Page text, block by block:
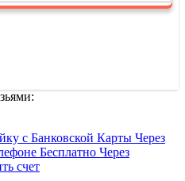
с Банковской Карты Через
Бесплатно Через
счет